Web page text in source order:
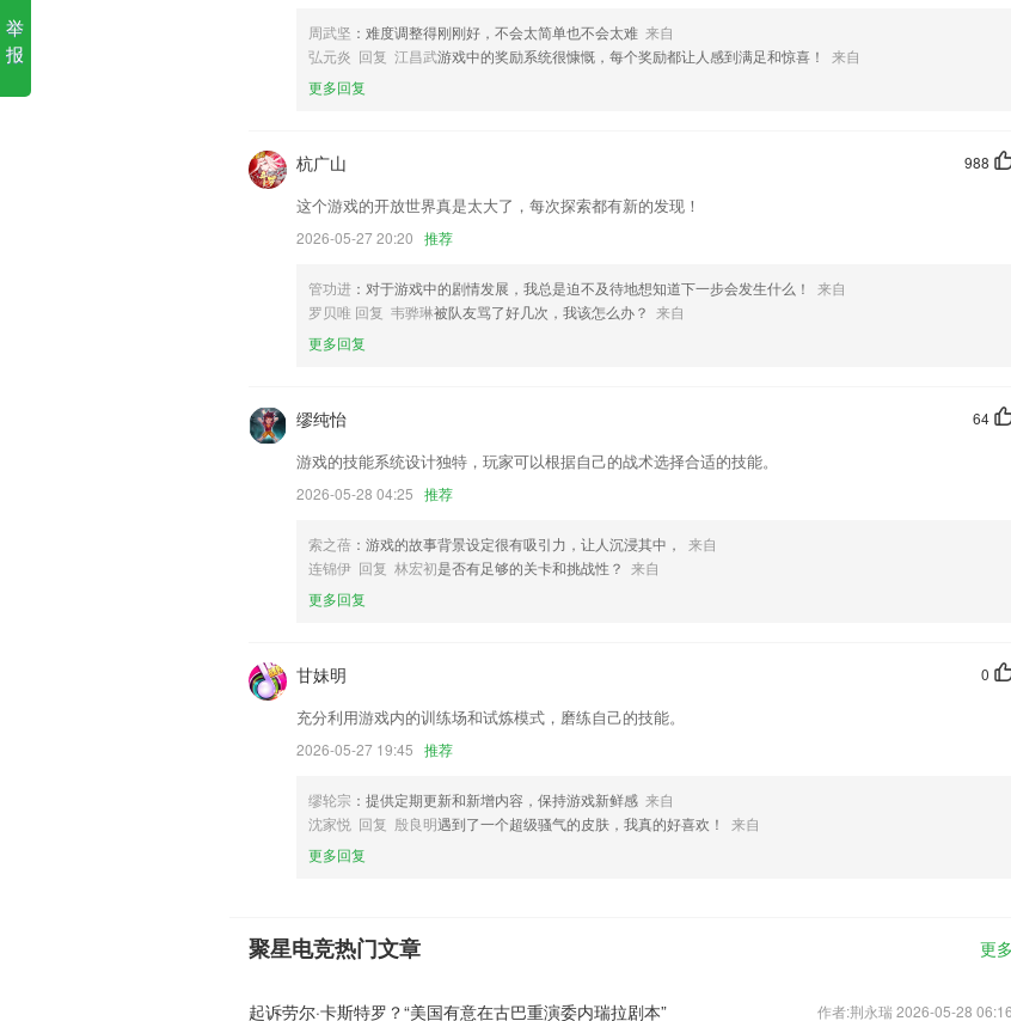
6.会实时的帮助用户进行线上的实时的精品课程进行线上的学习，都是免费的为用户进行实时的提供的。
AI商品图像识别支持货架拼接。
工作台管理员账号新增数据展示台
修改用户协议隐私政策
以上就是聚星电竞的介绍，如果您喜欢这款软件，您可以到应用商店进行打分评论，说出您的使用经历，以帮助
周武坚 ：难度调整得刚刚好，不会太简单也不会太难 来自
弘元炎 回复 江昌武游戏中的奖励系统很慷慨，每个奖励都让人感到满足和惊喜！
来自
更多回复
988
杭广山
这个游戏的开放世界真是太大了，每次探索都有新的发现！
2026-05-27 20:20 推荐
管功进 ：对于游戏中的剧情发展，我总是迫不及待地想知道下一步会发生什么！
来自
罗贝唯 回复 韦骅琳被队友骂了好几次，我该怎么办？ 来自
更多回复
64
缪纯怡
游戏的技能系统设计独特，玩家可以根据自己的战术选择合适的技能。
2026-05-28 04:25 推荐
索之蓓 ：游戏的故事背景设定很有吸引力，让人沉浸其中，
来自
连锦伊 回复 林宏初是否有足够的关卡和挑战性？ 来自
更多回复
0
甘妹明
充分利用游戏内的训练场和试炼模式，磨练自己的技能。
2026-05-27 19:45 推荐
缪轮宗 ：提供定期更新和新增内容，保持游戏新鲜感 来自
沈家悦 回复 殷良明遇到了一个超级骚气的皮肤，我真的好喜欢！
来自
更多回复
聚星电竞热门文章 更多
起诉劳尔·卡斯特罗？“美国有意在古巴重演委内瑞拉剧本” 作者:荆永瑞 2026-05-28 06:16
举
报